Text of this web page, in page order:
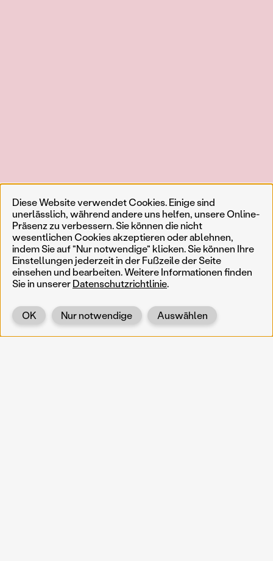
Diese Website verwendet Cookies. Einige sind
unerlässlich, während andere uns helfen, unsere Online-
Präsenz zu verbessern. Sie können die nicht
wesentlichen Cookies akzeptieren oder ablehnen,
indem Sie auf "Nur notwendige" klicken. Sie können Ihre
Einstellungen jederzeit in der Fußzeile der Seite
einsehen und bearbeiten. Weitere Informationen finden
Sie in unsererDatenschutzrichtlinie.
Auswählen
Nur notwendige
OK